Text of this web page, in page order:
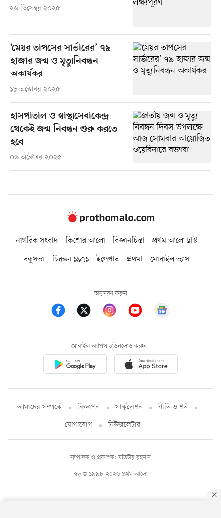
২৬ ডিসেম্বর ২০২৫
‘মেয়র তাপসের সার্ভারের’ ৭৯
হাজার জন্ম ও মৃত্যুনিবন্ধন
অকার্যকর
১৮ অক্টোবর ২০২৫
হাসপাতাল ও স্বাস্থ্যসেবাকেন্দ্র
থেকেই জন্ম নিবন্ধন শুরু করতে
হবে
০৬ অক্টোবর ২০২৫
নাগরিক সংবাদ কিশোর আলো বিজ্ঞানচিন্তা
প্রথম আলো ট্রাস্ট
বন্ধুসভা
চিরন্তন ১৯৭১ ইপেপার প্রথমা মোবাইল ভ্যাস
অনুসরণ করুন
মোবাইল অ্যাপস ডাউনলোড করুন
আমাদের সম্পর্কে বিজ্ঞাপন সার্কুলেশন
নীতি ও শর্ত
যোগাযোগ
নিউজলেটার
স্বত্ব © ১৯৯৮-২০২৬ প্রথম আলো
সম্পাদক ও প্রকাশক: মতিউর রহমান